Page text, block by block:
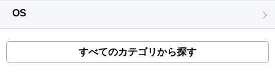
OS
すべてのカテゴリから探す